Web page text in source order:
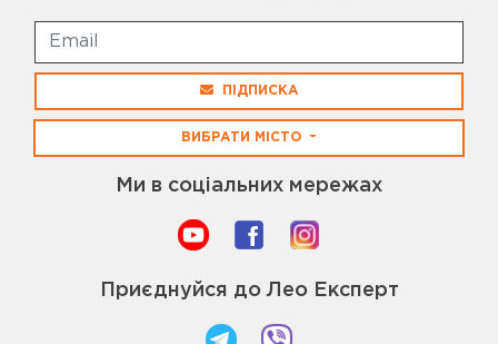
ПІДПИСКА
ВИБРАТИ МІСТО
Ми в соціальних мережах
Приєднуйся до Лео Експерт